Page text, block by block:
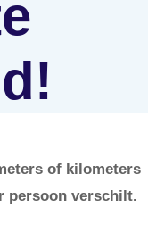
of kilometers
persoon verschilt.